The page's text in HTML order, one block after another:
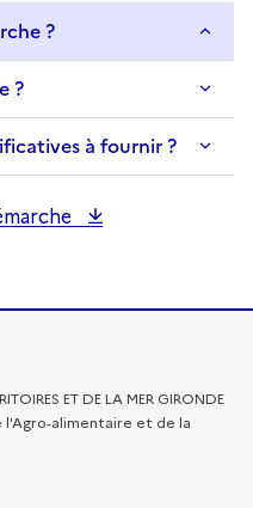
?
?
à fournir ?
démarche
ET DE LA MER GIRONDE
l'Agro-alimentaire et de la